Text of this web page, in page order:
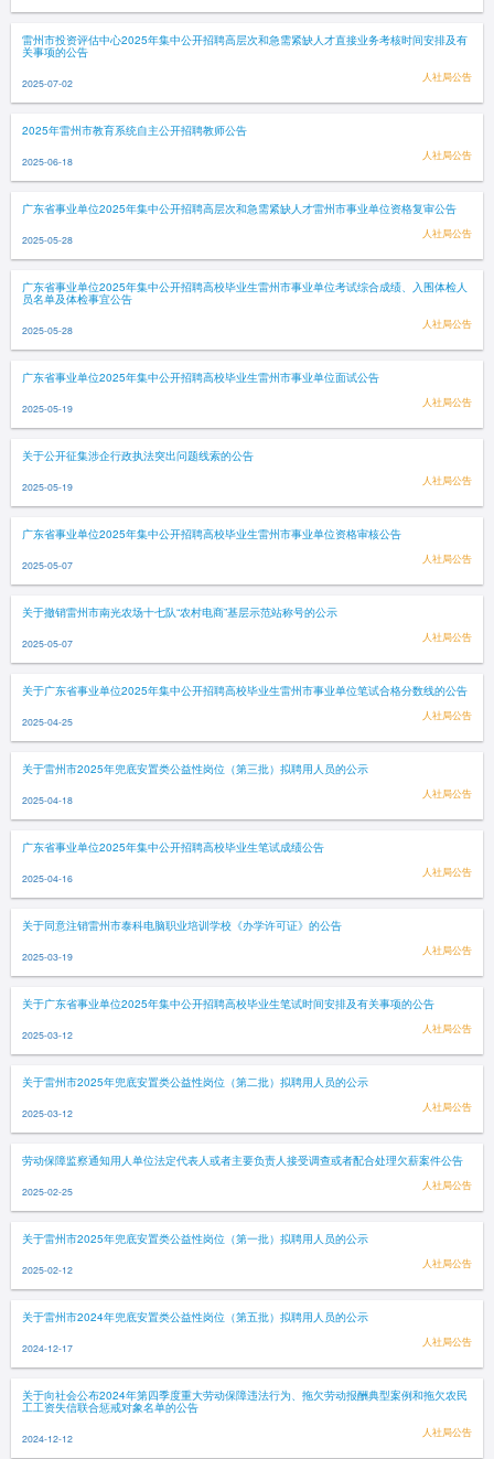
雷州市投资评估中心2025年集中公开招聘高层次和急需紧缺人才直接业务考核时间安排及有
关事项的公告
2025-07-02 人社局公告
2025年雷州市教育系统自主公开招聘教师公告
2025-06-18 人社局公告
广东省事业单位2025年集中公开招聘高层次和急需紧缺人才雷州市事业单位资格复审公告
2025-05-28 人社局公告
广东省事业单位2025年集中公开招聘高校毕业生雷州市事业单位考试综合成绩、入围体检人
员名单及体检事宜公告
2025-05-28 人社局公告
广东省事业单位2025年集中公开招聘高校毕业生雷州市事业单位面试公告
2025-05-19 人社局公告
关于公开征集涉企行政执法突出问题线索的公告
2025-05-19 人社局公告
广东省事业单位2025年集中公开招聘高校毕业生雷州市事业单位资格审核公告
2025-05-07 人社局公告
关于撤销雷州市南光农场十七队“农村电商”基层示范站称号的公示
2025-05-07 人社局公告
关于广东省事业单位2025年集中公开招聘高校毕业生雷州市事业单位笔试合格分数线的公告
2025-04-25 人社局公告
关于雷州市2025年兜底安置类公益性岗位（第三批）拟聘用人员的公示
2025-04-18 人社局公告
广东省事业单位2025年集中公开招聘高校毕业生笔试成绩公告
2025-04-16 人社局公告
关于同意注销雷州市泰科电脑职业培训学校《办学许可证》的公告
2025-03-19 人社局公告
关于广东省事业单位2025年集中公开招聘高校毕业生笔试时间安排及有关事项的公告
2025-03-12 人社局公告
关于雷州市2025年兜底安置类公益性岗位（第二批）拟聘用人员的公示
2025-03-12 人社局公告
劳动保障监察通知用人单位法定代表人或者主要负责人接受调查或者配合处理欠薪案件公告
2025-02-25 人社局公告
关于雷州市2025年兜底安置类公益性岗位（第一批）拟聘用人员的公示
2025-02-12 人社局公告
关于雷州市2024年兜底安置类公益性岗位（第五批）拟聘用人员的公示
2024-12-17 人社局公告
关于向社会公布2024年第四季度重大劳动保障违法行为、拖欠劳动报酬典型案例和拖欠农民
工工资失信联合惩戒对象名单的公告
2024-12-12 人社局公告